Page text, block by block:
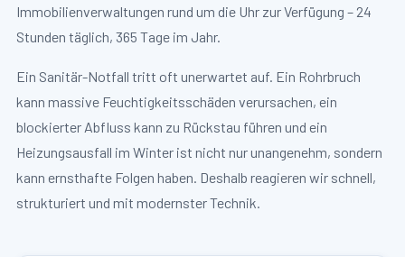
Immobilienverwaltungen rund um die Uhr zur Verfügung – 24
Stunden täglich, 365 Tage im Jahr.
Ein Sanitär-Notfall tritt oft unerwartet auf. Ein Rohrbruch
kann massive Feuchtigkeitsschäden verursachen, ein
blockierter Abfluss kann zu Rückstau führen und ein
Heizungsausfall im Winter ist nicht nur unangenehm, sondern
kann ernsthafte Folgen haben. Deshalb reagieren wir schnell,
strukturiert und mit modernster Technik.